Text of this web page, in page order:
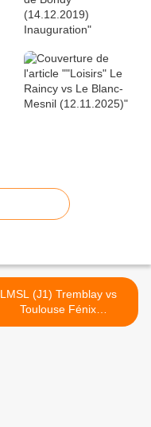
LMSL (J1) Tremblay vs
Toulouse Fénix
(05.09.2025) >